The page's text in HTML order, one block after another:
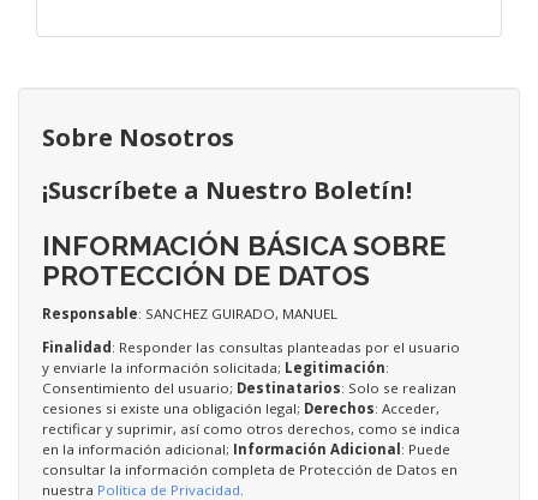
Sobre Nosotros
¡Suscríbete a Nuestro Boletín!
INFORMACIÓN BÁSICA SOBRE
PROTECCIÓN DE DATOS
Responsable: SANCHEZ GUIRADO, MANUEL
Finalidad: Responder las consultas planteadas por el usuario
y enviarle la información solicitada; Legitimación:
Consentimiento del usuario; Destinatarios: Solo se realizan
cesiones si existe una obligación legal; Derechos: Acceder,
rectificar y suprimir, así como otros derechos, como se indica
en la información adicional; Información Adicional: Puede
consultar la información completa de Protección de Datos en
nuestra Política de Privacidad